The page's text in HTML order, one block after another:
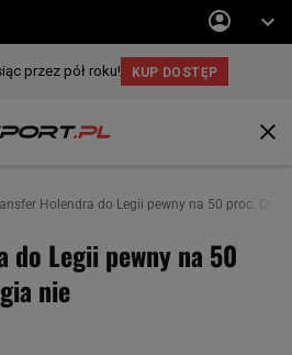
Holendra do Legii pewny na 50 proc. On
do Legii pewny na 50
nie